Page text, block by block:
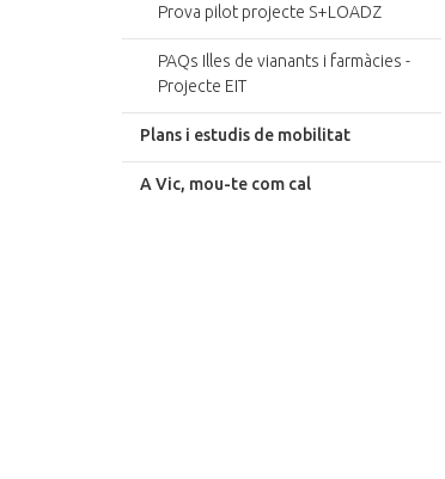
Prova pilot projecte S+LOADZ
PAQs Illes de vianants i farmàcies -
Projecte EIT
Plans i estudis de mobilitat
A Vic, mou-te com cal